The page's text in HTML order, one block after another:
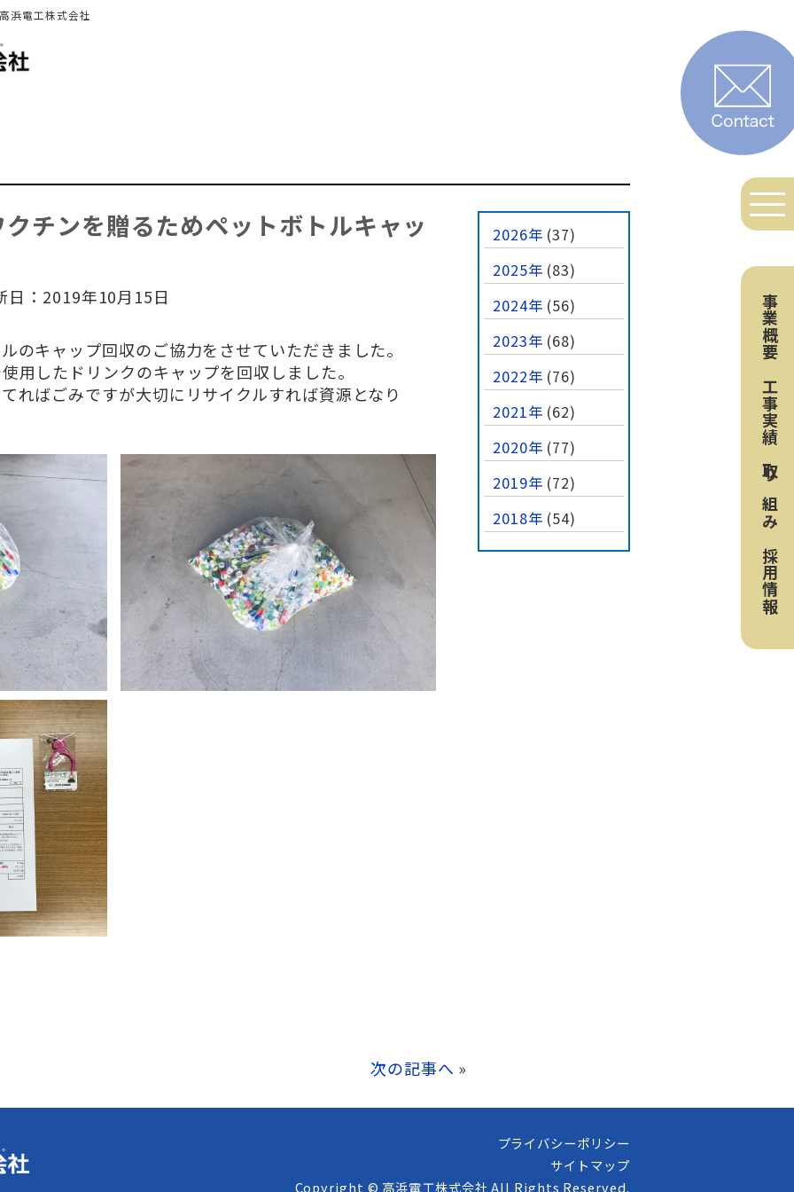
浜電工株式会社
事業概要
工事実績
取り組み
採用情報
チンを贈るためペットボトルキャッ
：2019年10月15日
のキャップ回収のご協力をさせていただきました。
用したドリンクのキャップを回収しました。
ればごみですが大切にリサイクルすれば資源となり
2026年 (37)
2025年 (83)
2024年 (56)
2023年 (68)
2022年 (76)
2021年 (62)
2020年 (77)
2019年 (72)
2018年 (54)
次の記事へ »
プライバシーポリシー
サイトマップ
Copyright © 高浜電工株式会社 All Rights Reserved.